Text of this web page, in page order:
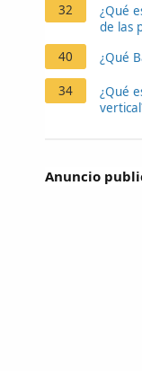
32
¿Qué
de las
40
¿Qué
34
¿Qué
Anuncio